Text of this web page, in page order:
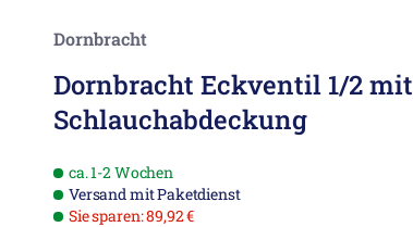
Dornbracht
Dornbracht Eckventil 1/2 mit
Schlauchabdeckung
ca. 1-2 Wochen
Versand mit Paketdienst
Sie sparen: 89,92 €